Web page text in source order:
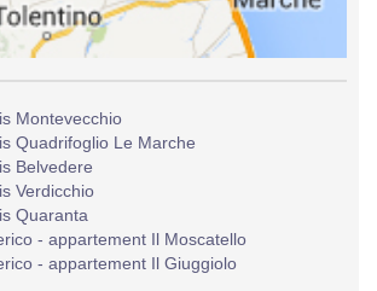
Montevecchio
Quadrifoglio Le Marche
Belvedere
Verdicchio
Quaranta
- appartement Il Moscatello
- appartement Il Giuggiolo